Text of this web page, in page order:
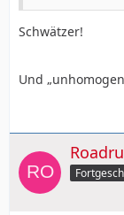
Schwätzer!
Und